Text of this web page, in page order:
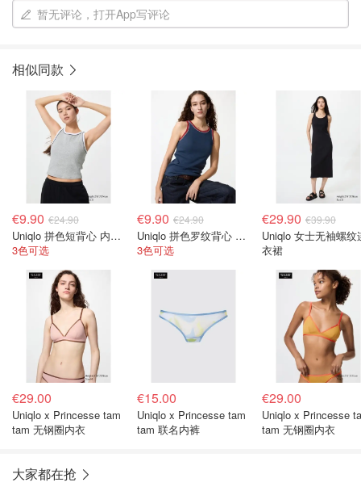
暂无评论，打开App写评论
相似同款
€9.90 €24.90
Uniqlo 拼色短背心 内置胸垫
3色可选
€9.90 €24.90
Uniqlo 拼色罗纹背心 内置胸垫 标准款
3色可选
€29.90 €39.90
Uniqlo 女士无袖螺纹
衣裙
€29.00
Uniqlo x Princesse tam
tam 无钢圈内衣
€15.00
Uniqlo x Princesse tam
tam 联名内裤
€29.00
Uniqlo x Princesse
tam 无钢圈内衣
大家都在抢